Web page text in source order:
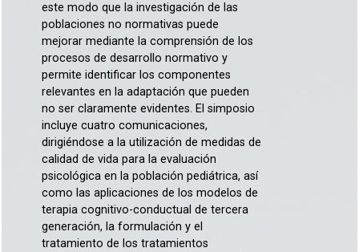
este modo que la investigación de las
poblaciones no normativas puede
mejorar mediante la comprensión de los
procesos de desarrollo normativo y
permite identificar los componentes
relevantes en la adaptación que pueden
no ser claramente evidentes. El simposio
incluye cuatro comunicaciones,
dirigiéndose a la utilización de medidas de
calidad de vida para la evaluación
psicológica en la población pediátrica, así
como las aplicaciones de los modelos de
terapia cognitivo-conductual de tercera
generación, la formulación y el
tratamiento de los tratamientos